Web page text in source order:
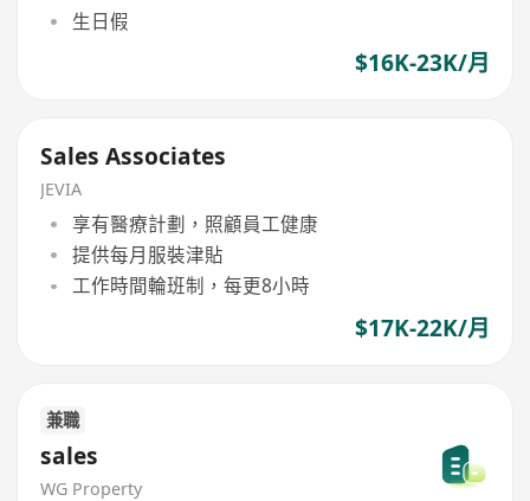
生日假
$16K-23K/月
Sales Associates
JEVIA
享有醫療計劃，照顧員工健康
提供每月服裝津貼
工作時間輪班制，每更8小時
$17K-22K/月
兼職
sales
WG Property